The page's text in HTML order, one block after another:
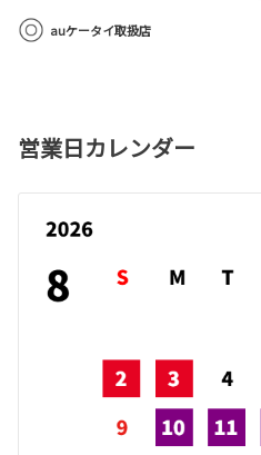
auケータイ取扱店
営業日カレンダー